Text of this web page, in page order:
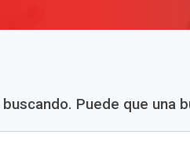
Puede que una